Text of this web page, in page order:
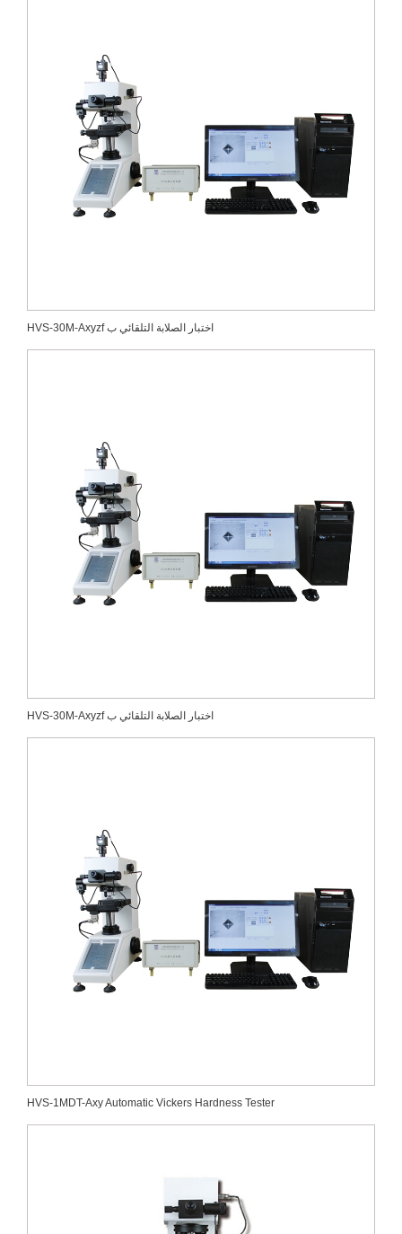
HVS-30M-Axyzf اختبار الصلابة التلقائي ب
HVS-30M-Axyzf اختبار الصلابة التلقائي ب
HVS-1MDT-Axy Automatic Vickers Hardness Tester